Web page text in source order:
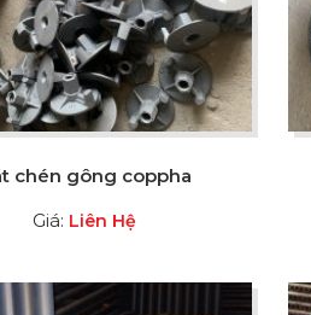
chén gông coppha
Giá: Liên Hệ